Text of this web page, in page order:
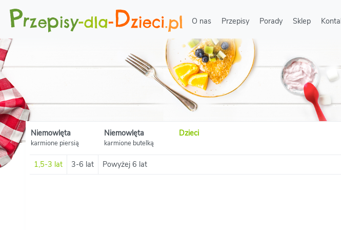
O nas Przepisy Porady Sklep
Niemowlęta
karmione piersią
Niemowlęta
karmione butelką
Dzieci
1,5-3 lat 3-6 lat Powyżej 6 lat